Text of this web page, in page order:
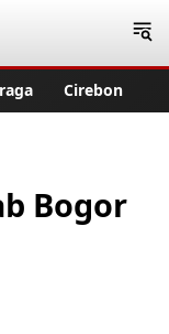
Cirebon
Bogor